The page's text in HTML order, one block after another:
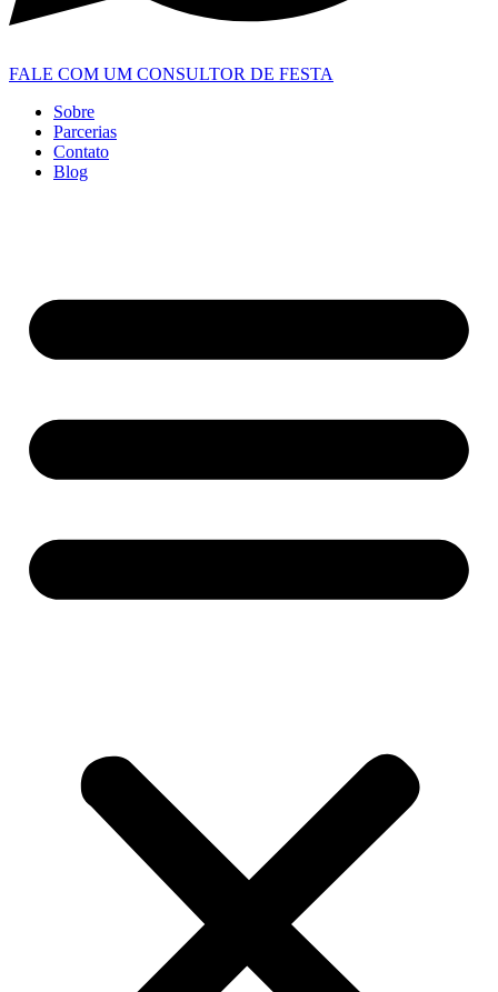
FALE COM UM CONSULTOR DE FESTA
Sobre
Parcerias
Contato
Blog